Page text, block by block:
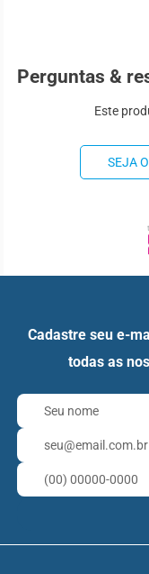
Perguntas &
Este
SEJA
Cadastre seu e-
todas as